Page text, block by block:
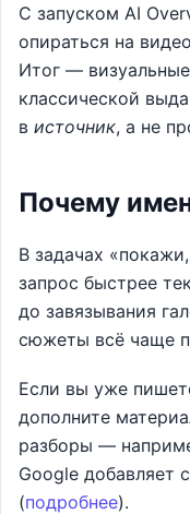
С запуском AI
опираться на
Итог —
классической
в источник, а не
Почему
В задачах
запрос быстрее
до завязывания
сюжеты всё чаще
Если вы уже
дополните
разборы —
Google добавляет
(подробнее).